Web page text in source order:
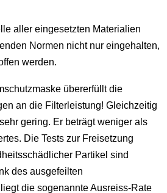
aller eingesetzten Materialien
Normen nicht nur eingehalten,
werden.
übererfüllt die
an die Filterleistung! Gleichzeitig
gering. Er beträgt weniger als
Die Tests zur Freisetzung
Partikel sind
des ausgefeilten
die sogenannte Ausreiss-Rate